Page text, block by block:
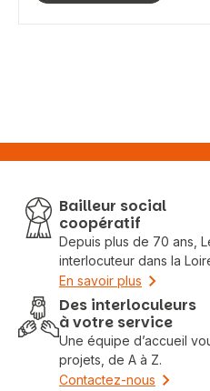
Bailleur social
coopératif
Depuis plus de 70 ans,
interlocuteur dans la
En savoir plus
Des interloculeurs
à votre service
Une équipe d’accueil
projets, de A à Z.
Contactez-nous